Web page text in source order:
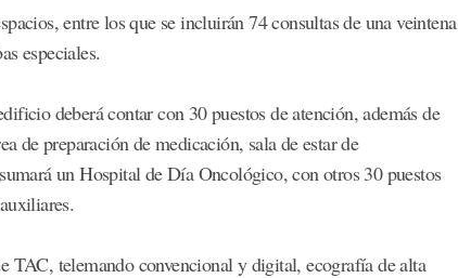
entre los que se incluirán 74 consultas de una veintena
especiales.
deberá contar con 30 puestos de atención, además de
de preparación de medicación, sala de estar de
un Hospital de Día Oncológico, con otros 30 puestos
TAC, telemando convencional y digital, ecografía de alta